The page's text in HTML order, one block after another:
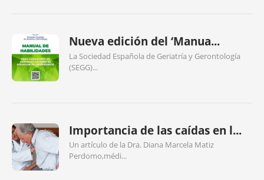
Nueva edición del ‘Manua...
La Sociedad Española de Geriatría y Gerontología
(SEGG)...
Importancia de las caídas en l...
Un artículo de la Dra. Diana Marcela Matiz
Perdomo,médi...